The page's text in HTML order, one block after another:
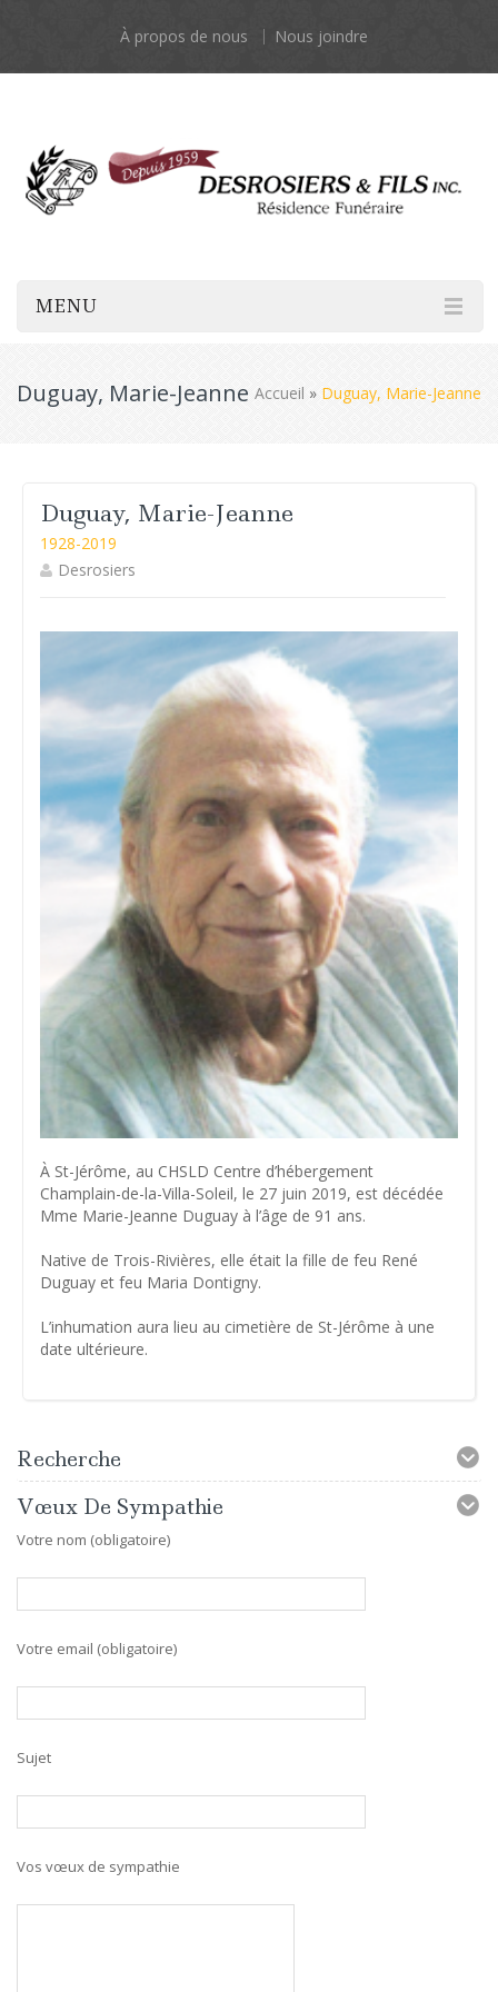
À propos de nous Nous joindre
MENU
Duguay, Marie-Jeanne Accueil » Duguay, Marie-Jeanne
Duguay, Marie-Jeanne
1928-2019
Desrosiers
À St-Jérôme, au CHSLD Centre d’hébergement
Champlain-de-la-Villa-Soleil, le 27 juin 2019, est décédée
Mme Marie-Jeanne Duguay à l’âge de 91 ans.
Native de Trois-Rivières, elle était la fille de feu René
Duguay et feu Maria Dontigny.
L’inhumation aura lieu au cimetière de St-Jérôme à une
date ultérieure.
Recherche
Vœux De Sympathie
Votre nom (obligatoire)
Votre email (obligatoire)
Sujet
Vos vœux de sympathie